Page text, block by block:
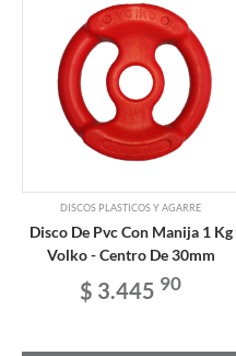
DISCOS PLASTICOS Y AGARRE
Disco De Pvc Con Manija 1 Kg
Volko - Centro De 30mm
$ 3.445 90